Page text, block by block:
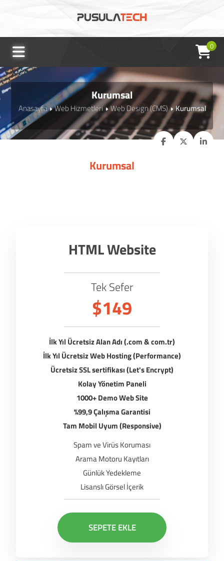
0
Kurumsal
Anasayfa Web Hizmetleri Web Design (CMS) Kurumsal
Kurumsal
HTML Website
Tek Sefer
$149
İlk Yıl Ücretsiz Alan Adı (.com & com.tr)
İlk Yıl Ücretsiz Web Hosting (Performance)
Ücretsiz SSL sertifikası (Let's Encrypt)
Kolay Yönetim Paneli
1000+ Demo Web Site
%99,9 Çalışma Garantisi
Tam Mobil Uyum (Responsive)
Spam ve Virüs Koruması
Arama Motoru Kayıtları
Günlük Yedekleme
Lisanslı Görsel İçerik
SEPETE EKLE